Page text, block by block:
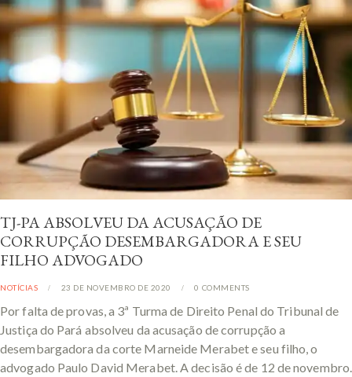
TJ-PA ABSOLVEU DA ACUSAÇÃO DE
CORRUPÇÃO DESEMBARGADORA E SEU
FILHO ADVOGADO
NOTÍCIAS 23 DE NOVEMBRO DE 2020 0 COMMENTS
Por falta de provas, a 3ª Turma de Direito Penal do Tribunal de
Justiça do Pará absolveu da acusação de corrupção a
desembargadora da corte Marneide Merabet e seu filho, o
advogado Paulo David Merabet. A decisão é de 12 de novembro.